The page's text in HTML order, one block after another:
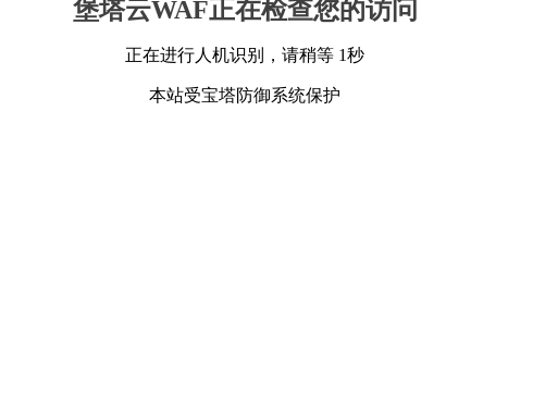
堡塔云WAF正在检查您的访问
正在进行人机识别，请稍等 1秒
本站受宝塔防御系统保护